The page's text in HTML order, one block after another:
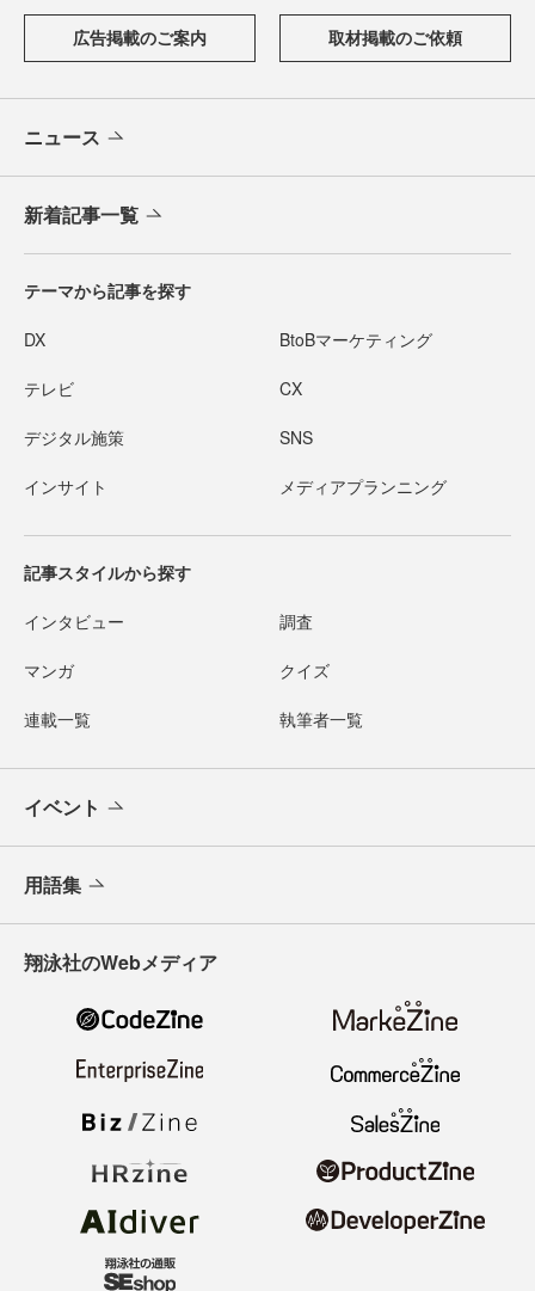
広告掲載のご案内 取材掲載のご依頼
ニュース
新着記事一覧
テーマから記事を探す
DX BtoBマーケティング
テレビ CX
デジタル施策 SNS
インサイト メディアプランニング
記事スタイルから探す
インタビュー 調査
マンガ クイズ
連載一覧 執筆者一覧
イベント
用語集
翔泳社のWebメディア